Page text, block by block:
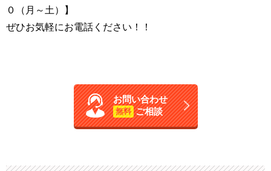
０（月～土）】
ぜひお気軽にお電話ください！！
お問い合わせ
無料 ご相談